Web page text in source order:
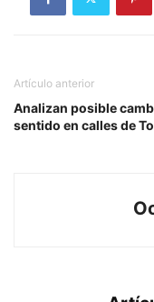
Artículo anterior
Analizan posible
sentido en calles de